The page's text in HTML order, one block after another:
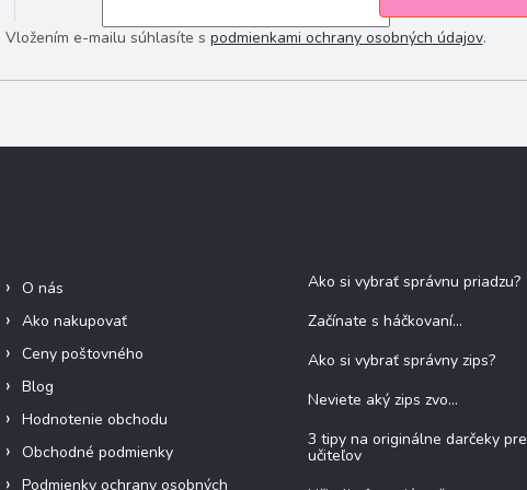
Vložením e-mailu súhlasíte s podmienkami ochrany osobných údajov.
O nás
Ako nakupovať
Ceny poštovného
Blog
Hodnotenie obchodu
Obchodné podmienky
Podmienky ochrany osobných
Ako si vybrať správnu priadzu?
Začínate s háčkovaní...
Ako si vybrať správny zips?
Neviete aký zips zvo...
3 tipy na originálne darčeky pre
učiteľov